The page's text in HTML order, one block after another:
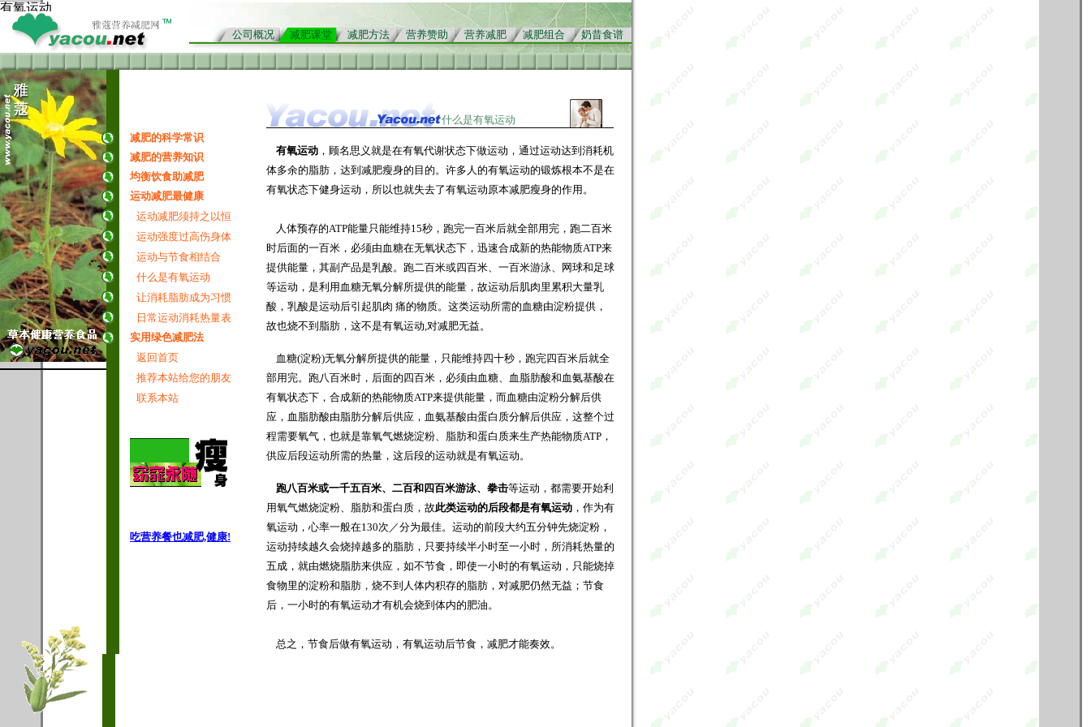
有氧运动
公司概况 减肥课堂 减肥方法 营养赞助 营养减肥 减肥组合 奶昔食谱
减肥的科学常识
减肥的营养知识
均衡饮食助减肥
运动减肥最健康
运动减肥须持之以恒
运动强度过高伤身体
运动与节食相结合
什么是有氧运动
让消耗脂肪成为习惯
日常运动消耗热量表
实用绿色减肥法
返回首页
推荐本站给您的朋友
联系本站
吃营养餐也减肥,健康!
什么是有氧运动
有氧运动 ，顾名思义就是在有氧代谢状态下做运动，通过运动达到消耗机
体多余的脂肪，达到 减肥瘦身的目的。许多人的有氧运动的锻炼根本不是在
有氧状态下健身运动，所以也就失去了有氧运动原本减肥瘦身的作用。
人体预存的ATP能量只能维持15秒，跑完一百米后就全部用完，跑二百米
时后面的一百米，必须由血糖在无氧状态下，迅速合成新的热能物质ATP来
提供能量，其副产品是乳酸。跑二百米或四百米、一百米游泳、网球和足球
等运动，是利用血糖无氧分解所提供的能量，故运动后肌肉里累积大量乳
酸，乳酸是运动后引起肌肉 痛的物质。这类运动所需的血糖由淀粉提供，
故也烧不到脂肪，这不是有氧运动,对减肥无益。
血糖(淀粉)无氧分解所提供的能量，只能维持四十秒，跑完四百米后就全
部用完。跑八百米时，后面的四百米，必须由血糖、血脂肪酸和血氨基酸在
有氧状态下，合成新的热能物质ATP来提供能量，而血糖由淀粉分解后供
应，血脂肪酸由脂肪分解后供应，血氨基酸由蛋白质分解后供应，这整个过
程需要氧气，也就是靠氧气燃烧淀粉、脂肪和蛋白质来生产热能物质ATP，
供应后段运动所需的热量，这后段的运动就是有氧运动。
跑八百米或一千五百米、二百和四百米游泳、拳击等运动，都需要开始利
用氧气燃烧淀粉、脂肪和蛋白质，故此类运动的后段都是有氧运动 ，作为有
氧运动，心率一般在130次／分为最佳。运动的前段大约五分钟先烧淀粉，
运动持续越久会烧掉越多的脂肪，只要持续半小时至一小时，所消耗热量的
五成，就由燃烧脂肪来供应，如不节食，即使一小时的有氧运动，只能烧掉
食物里的淀粉和脂肪，烧不到人体内积存的脂肪，对减肥仍然无益；节食
后，一小时的有氧运动才有机会烧到体内的肥油。
总之，节食后做有氧运动，有氧运动后节食，减肥才能奏效。